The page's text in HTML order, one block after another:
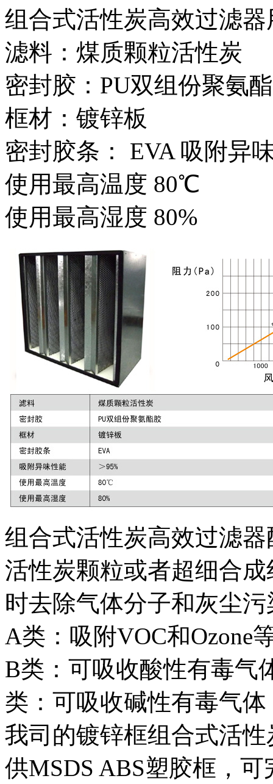
组合式活性炭高效过滤
滤料：煤质颗粒活性炭
密封胶：PU双组份聚氨
框材：镀锌板
密封胶条： EVA 吸附异
使用最高温度 80℃
使用最高湿度 80%
组合式活性炭高效过滤
活性炭颗粒或者超细合
时去除气体分子和灰尘
A类：吸附VOC和Ozone
B类：可吸收酸性有毒气
类：可吸收碱性有毒气体
我司的镀锌框组合式活
供MSDS ABS塑胶框，